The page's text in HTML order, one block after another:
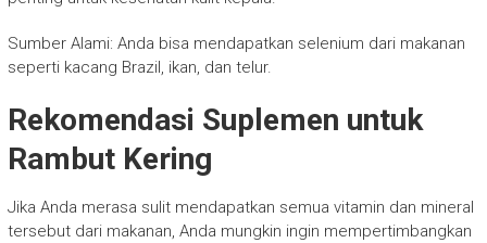
Sumber Alami: Anda bisa mendapatkan selenium dari makanan
seperti kacang Brazil, ikan, dan telur.
Rekomendasi Suplemen untuk
Rambut Kering
Jika Anda merasa sulit mendapatkan semua vitamin dan mineral
tersebut dari makanan, Anda mungkin ingin mempertimbangkan